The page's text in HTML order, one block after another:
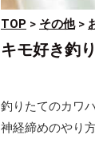
TOP > その他>
キモ好き釣
釣りたてのカワ
神経締めのやり